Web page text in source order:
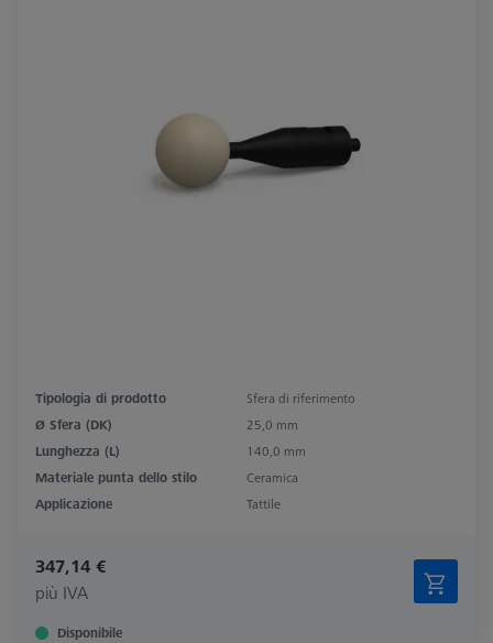
Tipologia di prodotto
Sfera di riferimento
Ø Sfera (DK)
25,0 mm
Lunghezza (L)
140,0 mm
Materiale punta dello stilo
Ceramica
Applicazione
Tattile
347,14 €
più IVA
Disponibile